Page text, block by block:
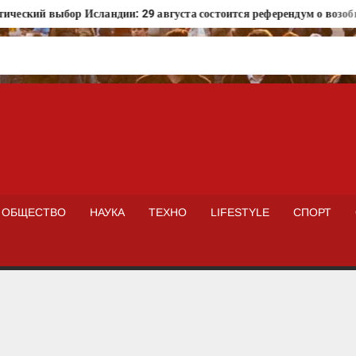
выбор Исландии: 29 августа состоится референдум о
ОБЩЕСТВО НАУКА ТЕХНО LIFESTYLE СПОРТ